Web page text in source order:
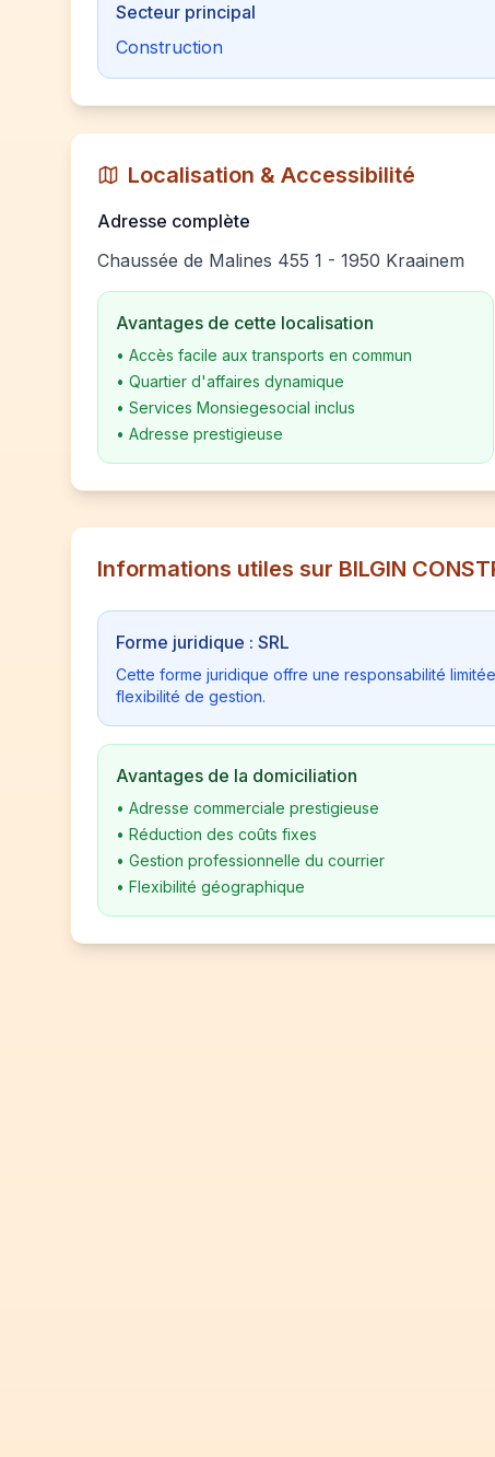
Secteur principal
Construction
Localisation & Accessibilité
Adresse complète
Chaussée de Malines 455 1 - 1950 Kraainem
Avantages de cette localisation
• Accès facile aux transports en commun
• Quartier d'affaires dynamique
• Services Monsiegesocial inclus
• Adresse prestigieuse
Informations utiles sur BILGIN
Forme juridique : SRL
Cette forme juridique offre une responsabilité
flexibilité de gestion.
Avantages de la domiciliation
• Adresse commerciale prestigieuse
• Réduction des coûts fixes
• Gestion professionnelle du courrier
• Flexibilité géographique